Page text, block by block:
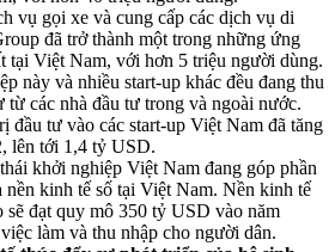
vụ gọi xe và cung cấp các dịch vụ di
đã trở thành một trong những ứng
tại Việt Nam, với hơn 5 triệu người dùng.
này và nhiều start-up khác đều đang thu
từ các nhà đầu tư trong và ngoài nước.
đầu tư vào các start-up Việt Nam đã tăng
lên tới 1,4 tỷ USD.
khởi nghiệp Việt Nam đang góp phần
nền kinh tế số tại Việt Nam. Nền kinh tế
đạt quy mô 350 tỷ USD vào năm
làm và thu nhập cho người dân.